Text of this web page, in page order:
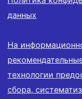
данных
На
технологии
сбора,